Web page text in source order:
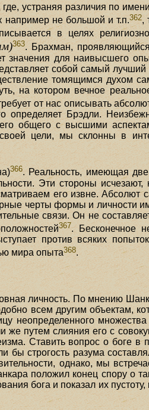
устраняя различия по
например не большой и т.п.362,
в целях
363. Брахман,
значения для наивысшего
собой самый лучший
томящимся духом
на котором вечное
от нас описывать
Брэдли.
общего с высшими
цели, мы склонны в
366. Реальность, имеющая
Эти стороны исчезают,
его извне. Абсолют
черты формы и личности
связи. Он не
367. Бесконечное
против всяких попыток
мира опыта368.
личность. По мнению
всем другим объектам,
неопределенного
же путем слияния его с
Ставить вопрос о боге в
бы строгость разума
однако, мы
положил конец спору о
бога и показал их пустоту,